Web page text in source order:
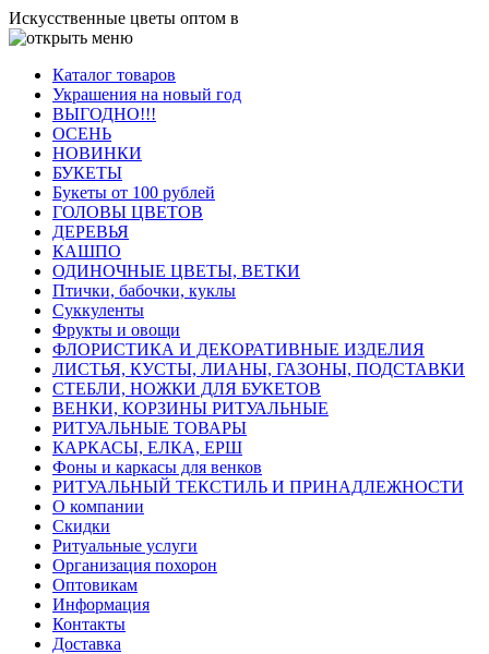
Искусственные цветы оптом в
Каталог товаров
Украшения на новый год
ВЫГОДНО!!!
ОСЕНЬ
НОВИНКИ
БУКЕТЫ
Букеты от 100 рублей
ГОЛОВЫ ЦВЕТОВ
ДЕРЕВЬЯ
КАШПО
ОДИНОЧНЫЕ ЦВЕТЫ, ВЕТКИ
Птички, бабочки, куклы
Суккуленты
Фрукты и овощи
ФЛОРИСТИКА И ДЕКОРАТИВНЫЕ ИЗДЕЛИЯ
ЛИСТЬЯ, КУСТЫ, ЛИАНЫ, ГАЗОНЫ, ПОДСТАВКИ
СТЕБЛИ, НОЖКИ ДЛЯ БУКЕТОВ
ВЕНКИ, КОРЗИНЫ РИТУАЛЬНЫЕ
РИТУАЛЬНЫЕ ТОВАРЫ
КАРКАСЫ, ЕЛКА, ЕРШ
Фоны и каркасы для венков
РИТУАЛЬНЫЙ ТЕКСТИЛЬ И ПРИНАДЛЕЖНОСТИ
О компании
Скидки
Ритуальные услуги
Организация похорон
Оптовикам
Информация
Контакты
Доставка